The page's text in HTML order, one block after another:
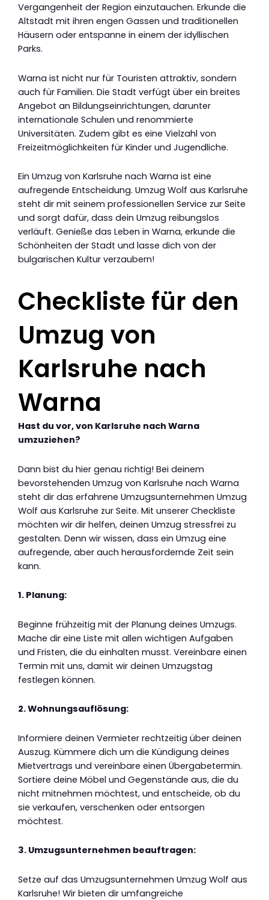
Vergangenheit der Region einzutauchen. Erkunde die
Altstadt mit ihren engen Gassen und traditionellen
Häusern oder entspanne in einem der idyllischen
Parks.
Warna ist nicht nur für Touristen attraktiv, sondern
auch für Familien. Die Stadt verfügt über ein breites
Angebot an Bildungseinrichtungen, darunter
internationale Schulen und renommierte
Universitäten. Zudem gibt es eine Vielzahl von
Freizeitmöglichkeiten für Kinder und Jugendliche.
Ein Umzug von Karlsruhe nach Warna ist eine
aufregende Entscheidung. Umzug Wolf aus Karlsruhe
steht dir mit seinem professionellen Service zur Seite
und sorgt dafür, dass dein Umzug reibungslos
verläuft. Genieße das Leben in Warna, erkunde die
Schönheiten der Stadt und lasse dich von der
bulgarischen Kultur verzaubern!
Checkliste für den
Umzug von
Karlsruhe nach
Warna
Hast du vor, von Karlsruhe nach Warna
umzuziehen?
Dann bist du hier genau richtig! Bei deinem
bevorstehenden Umzug von Karlsruhe nach Warna
steht dir das erfahrene Umzugsunternehmen Umzug
Wolf aus Karlsruhe zur Seite. Mit unserer Checkliste
möchten wir dir helfen, deinen Umzug stressfrei zu
gestalten. Denn wir wissen, dass ein Umzug eine
aufregende, aber auch herausfordernde Zeit sein
kann.
1. Planung:
Beginne frühzeitig mit der Planung deines Umzugs.
Mache dir eine Liste mit allen wichtigen Aufgaben
und Fristen, die du einhalten musst. Vereinbare einen
Termin mit uns, damit wir deinen Umzugstag
festlegen können.
2. Wohnungsauflösung:
Informiere deinen Vermieter rechtzeitig über deinen
Auszug. Kümmere dich um die Kündigung deines
Mietvertrags und vereinbare einen Übergabetermin.
Sortiere deine Möbel und Gegenstände aus, die du
nicht mitnehmen möchtest, und entscheide, ob du
sie verkaufen, verschenken oder entsorgen
möchtest.
3. Umzugsunternehmen beauftragen:
Setze auf das Umzugsunternehmen Umzug Wolf aus
Karlsruhe! Wir bieten dir umfangreiche